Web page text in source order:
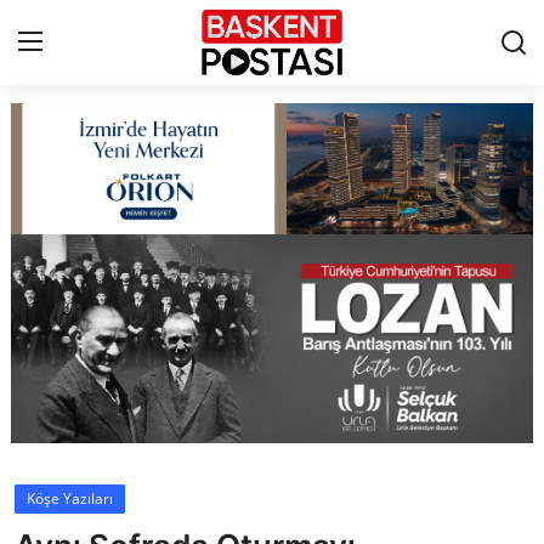
Çerez Politikası
Künye
Ankara
TBMM
Cumhurbaşkanlığı
Köşe Yazıları